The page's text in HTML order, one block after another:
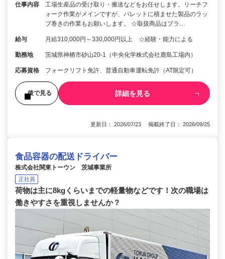
仕事内容
工場生産品の受け取り・搬送などをお任せします。リーチフ
ォーク作業がメインですが、パレットに積ませた製品のラッ
プ巻きの作業もお願いします。 ☆取扱商品はプラ…
給与 月給310,000円～330,000円以上 ☆経験・能力による
勤務地 茨城県神栖市砂山20-1（中央化学株式会社鹿島工場内）
応募資格 フォークリフト免許、普通自動車運転免許（AT限定可）
後で見る 詳細を見る
更新日： 2026/07/23 掲載終了日： 2026/09/25
食品容器の配送ドライバー
株式会社関東トーウン 茨城事業所
正社員
荷物は主に8kgくらいまでの軽量物などです！次の職場は
働きやすさを重視しませんか？